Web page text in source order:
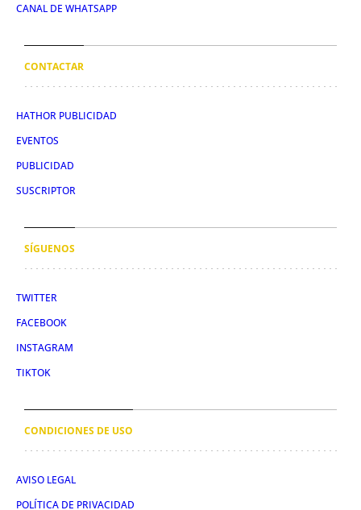
CANAL DE WHATSAPP
CONTACTAR
HATHOR PUBLICIDAD
EVENTOS
PUBLICIDAD
SUSCRIPTOR
SÍGUENOS
TWITTER
FACEBOOK
INSTAGRAM
TIKTOK
CONDICIONES DE USO
AVISO LEGAL
POLÍTICA DE PRIVACIDAD